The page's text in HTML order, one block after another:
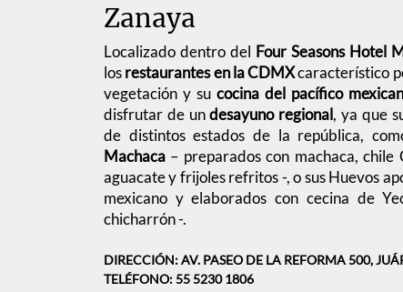
Zanaya
Localizado dentro del Four Seasons Hotel
losrestaurantes en la CDMXcaracterístico
vegetación y su cocina del pacífico
disfrutar de undesayuno regional, ya que
de distintos estados de la república,
Machaca – preparados con machaca, chile
aguacate y frijoles refritos -, o sus Huevos
mexicano y elaborados con cecina de
chicharrón -.
DIRECCIÓN: AV. PASEO DE LA REFORMA 500,
TELÉFONO: 55 5230 1806